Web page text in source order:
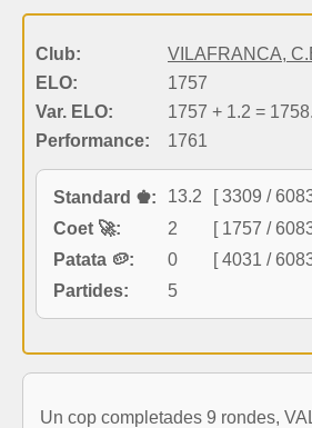
Club:
VILAFRANCA,
ELO:
1757
Var. ELO:
1757 + 1.2 =
Performance:
1761
Standard ♚: 13.2
[ 3309 /
Coet 🚀:
2
[ 1757 /
Patata 🥔:
0
[ 4031 /
Partides:
5
Un cop completades 9 rondes,